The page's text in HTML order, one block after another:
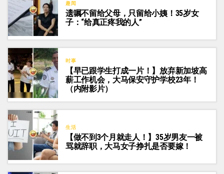
趣闻
遗嘱不留给父母，只留给小姨！35岁女
子：“给真正疼我的人”
时事
【早已跟学生打成一片！】放弃新加坡高
薪工作机会，大马保安守护学校23年！
（内附影片）
生活
【做不到3个月就走人！】35岁男友一被
骂就辞职，大马女子挣扎是否要嫁！